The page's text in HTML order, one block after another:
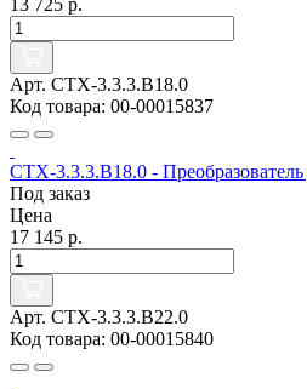
13 725 р.
Арт. CTX-3.3.3.B18.0
Код товара: 00-00015837
CTX-3.3.3.B18.0 - Преобразователь
Под заказ
Цена
17 145 р.
Арт. CTX-3.3.3.B22.0
Код товара: 00-00015840